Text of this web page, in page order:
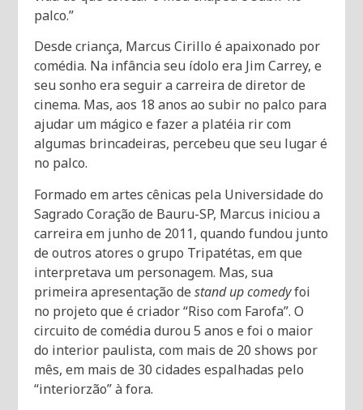
palco.”
Desde criança, Marcus Cirillo é apaixonado por
comédia. Na infância seu ídolo era Jim Carrey, e
seu sonho era seguir a carreira de diretor de
cinema. Mas, aos 18 anos ao subir no palco para
ajudar um mágico e fazer a platéia rir com
algumas brincadeiras, percebeu que seu lugar é
no palco.
Formado em artes cênicas pela Universidade do
Sagrado Coração de Bauru-SP, Marcus iniciou a
carreira em junho de 2011, quando fundou junto
de outros atores o grupo Tripatétas, em que
interpretava um personagem. Mas, sua
primeira apresentação destand up comedyfoi
no projeto que é criador “Riso com Farofa”. O
circuito de comédia durou 5 anos e foi o maior
do interior paulista, com mais de 20 shows por
mês, em mais de 30 cidades espalhadas pelo
“interiorzão” à fora.